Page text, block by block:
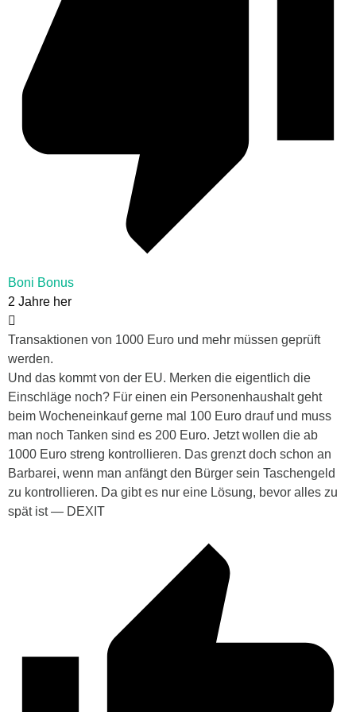
Boni Bonus
2 Jahre her
Transaktionen von 1000 Euro und mehr müssen geprüft
werden.
Und das kommt von der EU. Merken die eigentlich die
Einschläge noch? Für einen ein Personenhaushalt geht
beim Wocheneinkauf gerne mal 100 Euro drauf und muss
man noch Tanken sind es 200 Euro. Jetzt wollen die ab
1000 Euro streng kontrollieren. Das grenzt doch schon an
Barbarei, wenn man anfängt den Bürger sein Taschengeld
zu kontrollieren. Da gibt es nur eine Lösung, bevor alles zu
spät ist — DEXIT